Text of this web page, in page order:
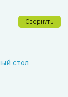
Свернуть
стол